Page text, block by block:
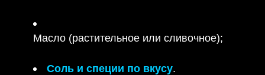
Масло (растительное или сливочное);
Соль и специи по вкусу.